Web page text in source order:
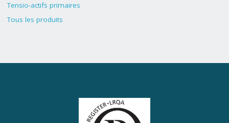
Tensio-actifs primaires
Tous les produits